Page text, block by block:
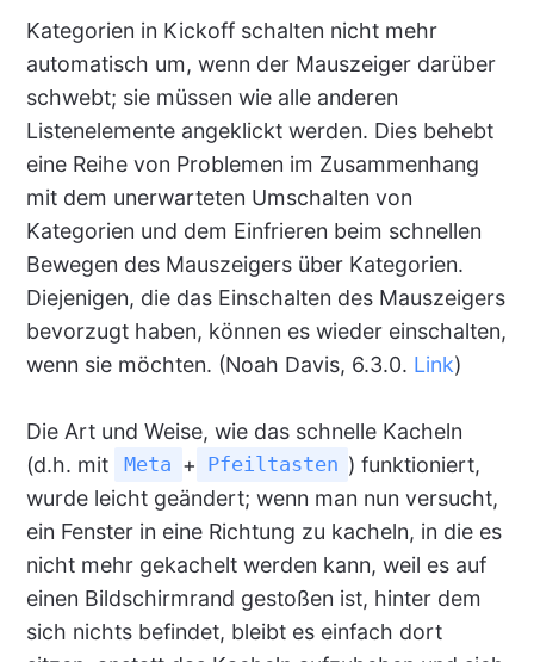
Kategorien in Kickoff schalten nicht mehr
automatisch um, wenn der Mauszeiger darüber
schwebt; sie müssen wie alle anderen
Listenelemente angeklickt werden. Dies behebt
eine Reihe von Problemen im Zusammenhang
mit dem unerwarteten Umschalten von
Kategorien und dem Einfrieren beim schnellen
Bewegen des Mauszeigers über Kategorien.
Diejenigen, die das Einschalten des Mauszeigers
bevorzugt haben, können es wieder einschalten,
wenn sie möchten. (Noah Davis, 6.3.0. Link)
Die Art und Weise, wie das schnelle Kacheln
(d.h. mit
Meta + Pfeiltasten ) funktioniert,
wurde leicht geändert; wenn man nun versucht,
ein Fenster in eine Richtung zu kacheln, in die es
nicht mehr gekachelt werden kann, weil es auf
einen Bildschirmrand gestoßen ist, hinter dem
sich nichts befindet, bleibt es einfach dort